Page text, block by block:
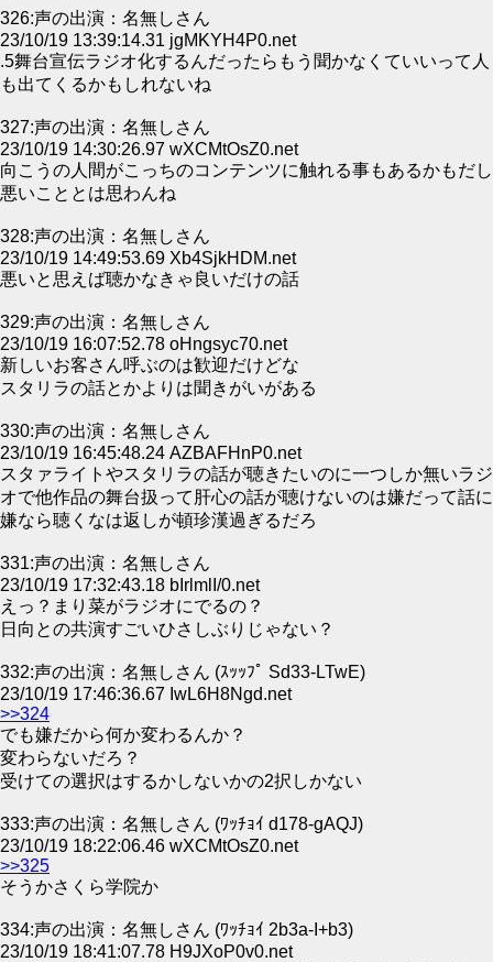
326:声の出演：名無しさん
23/10/19 13:39:14.31 jgMKYH4P0.net
.5舞台宣伝ラジオ化するんだったらもう聞かなくていいって人
も出てくるかもしれないね
327:声の出演：名無しさん
23/10/19 14:30:26.97 wXCMtOsZ0.net
向こうの人間がこっちのコンテンツに触れる事もあるかもだし
悪いこととは思わんね
328:声の出演：名無しさん
23/10/19 14:49:53.69 Xb4SjkHDM.net
悪いと思えば聴かなきゃ良いだけの話
329:声の出演：名無しさん
23/10/19 16:07:52.78 oHngsyc70.net
新しいお客さん呼ぶのは歓迎だけどな
スタリラの話とかよりは聞きがいがある
330:声の出演：名無しさん
23/10/19 16:45:48.24 AZBAFHnP0.net
スタァライトやスタリラの話が聴きたいのに一つしか無いラジ
オで他作品の舞台扱って肝心の話が聴けないのは嫌だって話に
嫌なら聴くなは返しが頓珍漢過ぎるだろ
331:声の出演：名無しさん
23/10/19 17:32:43.18 bIrlmlI/0.net
えっ？まり菜がラジオにでるの？
日向との共演すごいひさしぶりじゃない？
332:声の出演：名無しさん (ｽｯｯﾌﾟ Sd33-LTwE)
23/10/19 17:46:36.67 IwL6H8Ngd.net
>>324
でも嫌だから何か変わるんか？
変わらないだろ？
受けての選択はするかしないかの2択しかない
333:声の出演：名無しさん (ﾜｯﾁｮｲ d178-gAQJ)
23/10/19 18:22:06.46 wXCMtOsZ0.net
>>325
そうかさくら学院か
334:声の出演：名無しさん (ﾜｯﾁｮｲ 2b3a-I+b3)
23/10/19 18:41:07.78 H9JXoP0v0.net